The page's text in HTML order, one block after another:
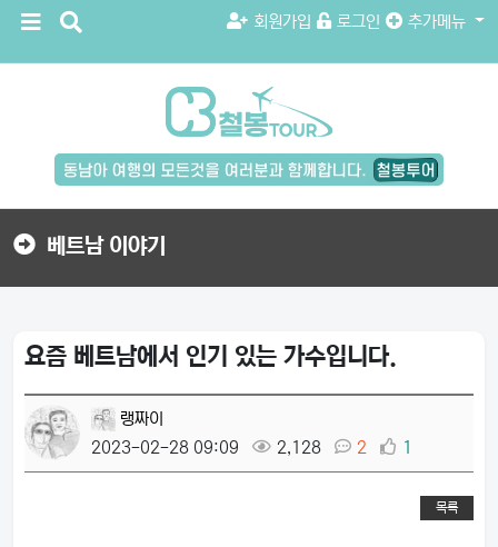
메
버
검
버
회원가입 로그인 추가메뉴
버
튼
베트남 이야기
요즘 베트남에서 인기 있는 가수입니다.
랭짜이
2023-02-28 09:09
2,128 2 1
목록